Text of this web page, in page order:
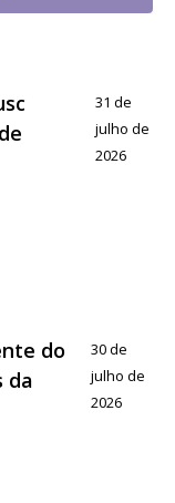
31 de
julho de
2026
do
da
30 de
julho de
2026